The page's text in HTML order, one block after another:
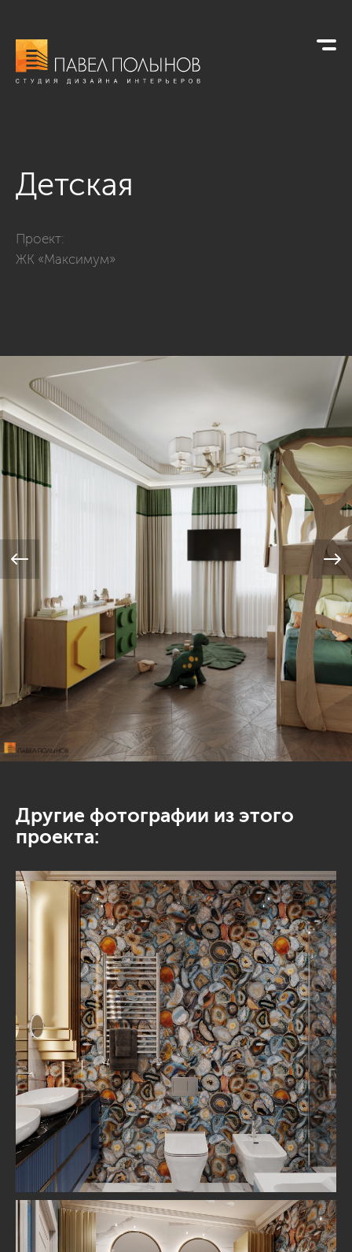
Детская
Проект:
ЖК «Максимум»
Другие фотографии из этого
проекта: